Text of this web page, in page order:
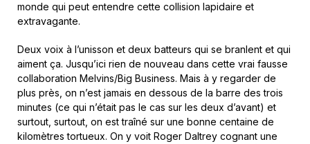
monde qui peut entendre cette collision lapidaire et
extravagante.
Deux voix à l’unisson et deux batteurs qui se branlent et qui
aiment ça. Jusqu’ici rien de nouveau dans cette vrai fausse
collaboration Melvins/Big Business. Mais à y regarder de
plus près, on n’est jamais en dessous de la barre des trois
minutes (ce qui n’était pas le cas sur les deux d’avant) et
surtout, surtout, on est traîné sur une bonne centaine de
kilomètres tortueux. On y voit Roger Daltrey cognant une